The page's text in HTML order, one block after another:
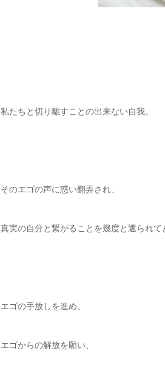
私たちと切り離すことの出来ない自我。
そのエゴの声に惑い翻弄され、
真実の自分と繋がることを幾度と遮られ
エゴの手放しを進め、
エゴからの解放を願い、